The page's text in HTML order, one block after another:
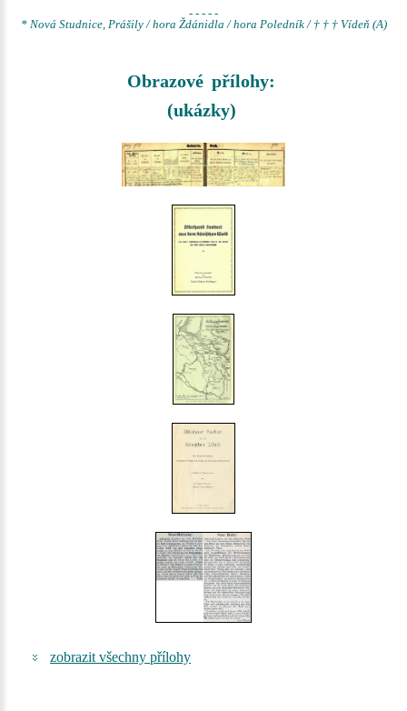
- - - - -
* Nová Studnice, Prášily / hora Ždánidla / hora Poledník / † † † Vídeň (A)
Obrazové přílohy:
(ukázky)
zobrazit všechny přílohy